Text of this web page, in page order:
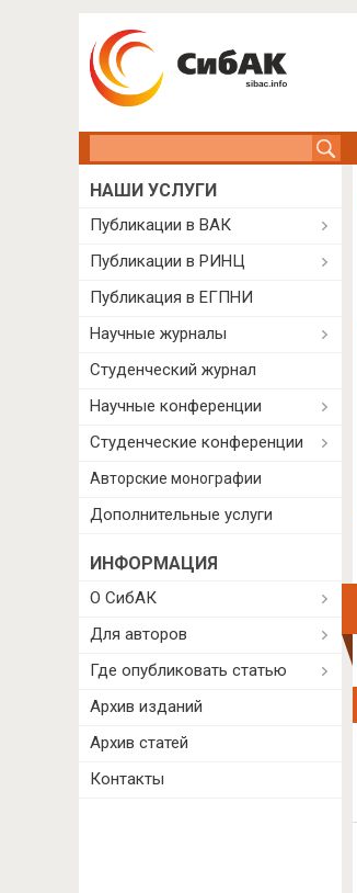
НАШИ УСЛУГИ
Публикации в ВАК
Публикации в РИНЦ
Публикация в ЕГПНИ
Научные журналы
Студенческий журнал
Научные конференции
Студенческие конференции
Авторские монографии
Дополнительные услуги
ИНФОРМАЦИЯ
О СибАК
Для авторов
Где опубликовать статью
Архив изданий
Архив статей
Контакты